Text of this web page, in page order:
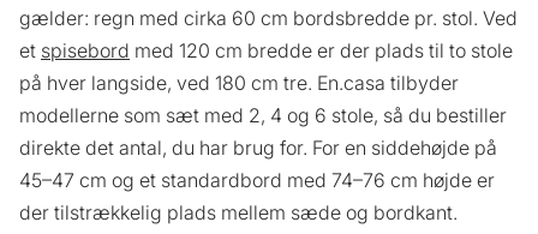
gælder: regn med cirka 60 cm bordsbredde pr. stol. Ved
et spisebord med 120 cm bredde er der plads til to stole
på hver langside, ved 180 cm tre. En.casa tilbyder
modellerne som sæt med 2, 4 og 6 stole, så du bestiller
direkte det antal, du har brug for. For en siddehøjde på
45–47 cm og et standardbord med 74–76 cm højde er
der tilstrækkelig plads mellem sæde og bordkant.